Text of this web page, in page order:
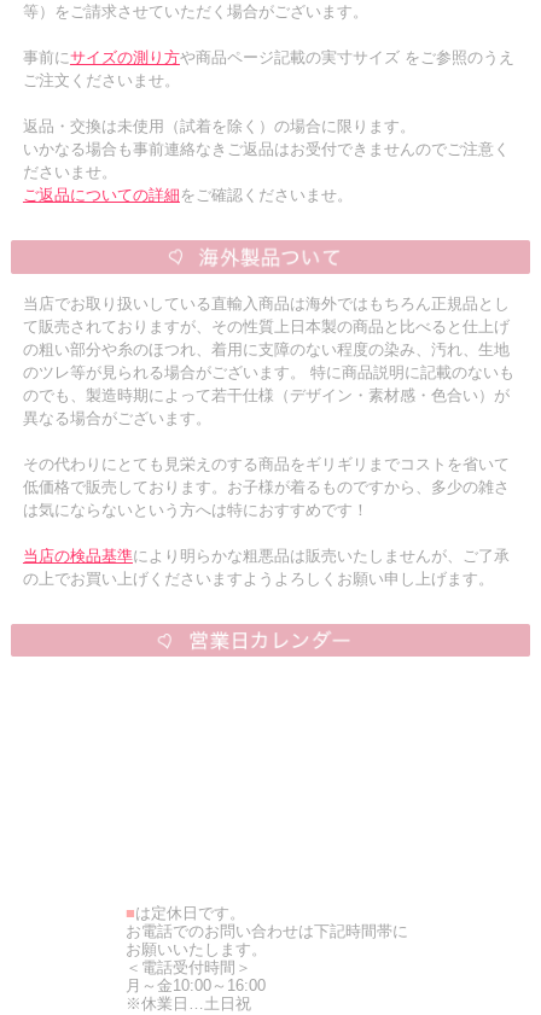
等）をご請求させていただく場合がございます。
事前にサイズの測り方や商品ページ記載の実寸サイズ をご参照のうえ
ご注文くださいませ。
返品・交換は未使用（試着を除く）の場合に限ります。
いかなる場合も事前連絡なきご返品はお受付できませんのでご注意く
ださいませ。
ご返品についての詳細をご確認くださいませ。
当店でお取り扱いしている直輸入商品は海外ではもちろん正規品とし
て販売されておりますが、その性質上日本製の商品と比べると仕上げ
の粗い部分や糸のほつれ、着用に支障のない程度の染み、汚れ、生地
のツレ等が見られる場合がございます。 特に商品説明に記載のないも
のでも、製造時期によって若干仕様（デザイン・素材感・色合い）が
異なる場合がございます。
その代わりにとても見栄えのする商品をギリギリまでコストを省いて
低価格で販売しております。お子様が着るものですから、多少の雑さ
は気にならないという方へは特におすすめです！
当店の検品基準により明らかな粗悪品は販売いたしませんが、ご了承
の上でお買い上げくださいますようよろしくお願い申し上げます。
■は定休日です。
お電話でのお問い合わせは下記時間帯に
お願いいたします。
＜電話受付時間＞
月～金10:00～16:00
※休業日…土日祝